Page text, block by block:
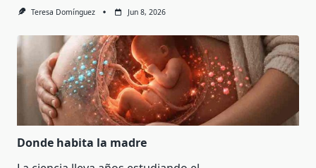
Teresa Domínguez Jun 8, 2026
Donde habita la madre